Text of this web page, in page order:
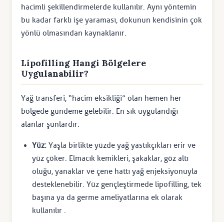
hacimli şekillendirmelerde kullanılır. Aynı yöntemin
bu kadar farklı işe yaraması, dokunun kendisinin çok
yönlü olmasından kaynaklanır.
Lipofilling Hangi Bölgelere
Uygulanabilir?
Yağ transferi, “hacim eksikliği” olan hemen her
bölgede gündeme gelebilir. En sık uygulandığı
alanlar şunlardır:
Yüz: Yaşla birlikte yüzde yağ yastıkçıkları erir ve
yüz çöker. Elmacık kemikleri, şakaklar, göz altı
oluğu, yanaklar ve çene hattı yağ enjeksiyonuyla
desteklenebilir. Yüz gençleştirmede lipofilling, tek
başına ya da germe ameliyatlarına ek olarak
kullanılır .